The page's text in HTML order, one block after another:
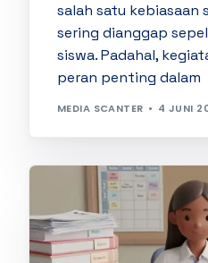
salah satu kebiasaan
sering dianggap
siswa. Padahal,
peran penting dalam
MEDIA SCANTER 4 JUNI